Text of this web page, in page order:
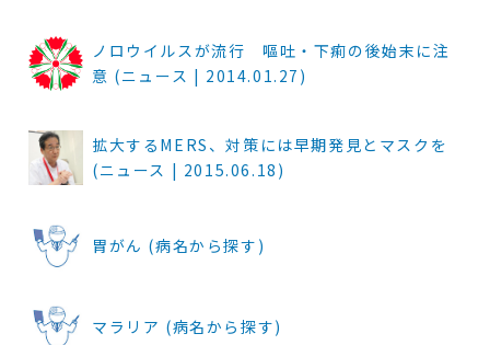
ノロウイルスが流行 嘔吐・下痢の後始末に注
意 (ニュース | 2014.01.27)
拡大するMERS、対策には早期発見とマスクを
(ニュース | 2015.06.18)
胃がん (病名から探す)
マラリア (病名から探す)